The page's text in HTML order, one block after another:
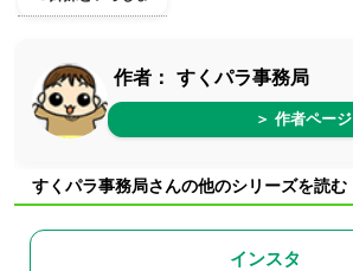
作者： すくパラ事務局
＞ 作者ページ
すくパラ事務局さんの他のシリーズを読む
インスタ